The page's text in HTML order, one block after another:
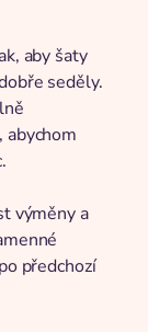
aby šaty
seděly.
výměny a
předchozí